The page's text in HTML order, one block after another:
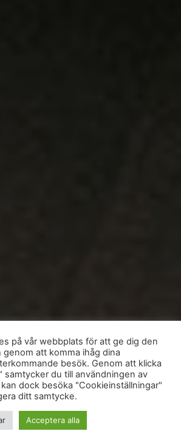
på vår webbplats för att ge dig den
genom att komma ihåg dina
besök. Genom att klicka
samtycker du till användningen av
dock besöka "Cookieinställningar"
ditt samtycke.
Acceptera alla